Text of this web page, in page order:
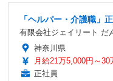
「ヘルパー・介護職」
有限会社ジェイリート だ
神奈川県
月給21万5,000円～30
正社員